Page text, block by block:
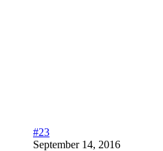
#23
September 14, 2016